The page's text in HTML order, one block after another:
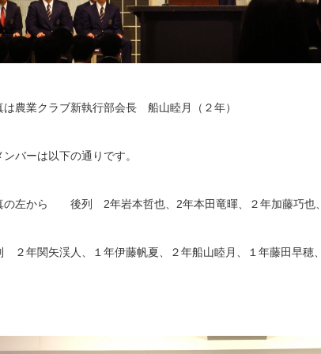
は農業クラブ新執行部会長 船山睦月（２年）
ンバーは以下の通りです。
の左から 後列 2年岩本哲也、2年本田竜暉、２年加藤巧也
２年関矢渓人、１年伊藤帆夏、２年船山睦月、１年藤田早穂